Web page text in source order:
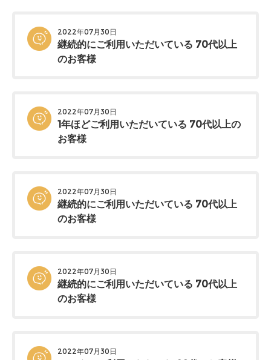
2022年07月30日
継続的にご利用いただいている 70代以上
のお客様
2022年07月30日
1年ほどご利用いただいている 70代以上の
お客様
2022年07月30日
継続的にご利用いただいている 70代以上
のお客様
2022年07月30日
継続的にご利用いただいている 70代以上
のお客様
2022年07月30日